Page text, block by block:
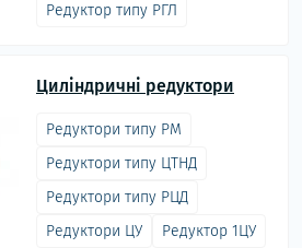
Редуктор типу РГЛ
Циліндричні редуктори
Редуктори типу РМ
Редуктори типу ЦТНД
Редуктори типу РЦД
Редуктори ЦУ
Редуктор 1ЦУ